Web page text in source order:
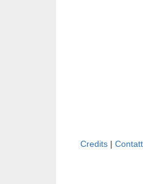
Credits |